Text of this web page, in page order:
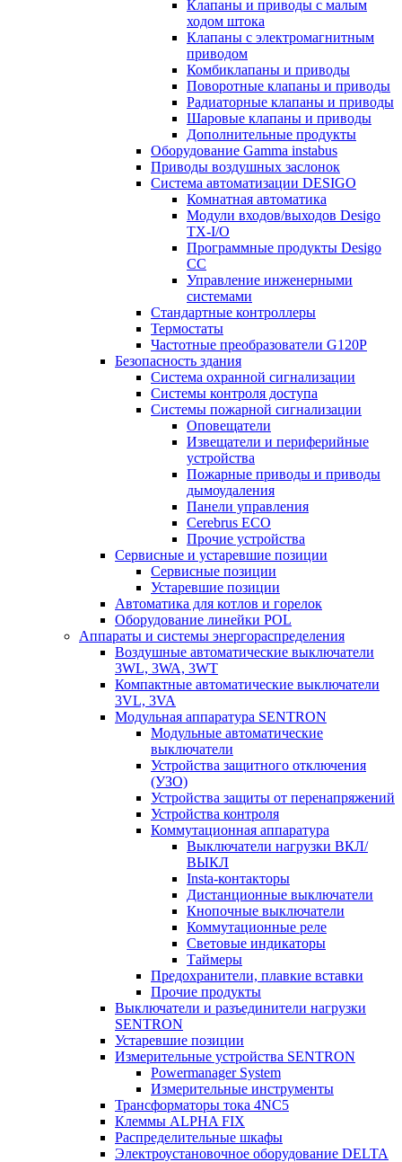
Клапаны и приводы с малым
ходом штока
Клапаны с электромагнитным
приводом
Комбиклапаны и приводы
Поворотные клапаны и приводы
Радиаторные клапаны и приводы
Шаровые клапаны и приводы
Дополнительные продукты
Оборудование Gamma instabus
Приводы воздушных заслонок
Система автоматизации DESIGO
Комнатная автоматика
Модули входов/выходов Desigo
TX-I/O
Программные продукты Desigo
CC
Управление инженерными
системами
Стандартные контроллеры
Термостаты
Частотные преобразователи G120P
Безопасность здания
Система охранной сигнализации
Системы контроля доступа
Системы пожарной сигнализации
Оповещатели
Извещатели и периферийные
устройства
Пожарные приводы и приводы
дымоудаления
Панели управления
Cerebrus ECO
Прочие устройства
Сервисные и устаревшие позиции
Сервисные позиции
Устаревшие позиции
Автоматика для котлов и горелок
Оборудование линейки POL
Аппараты и системы энергораспределения
Воздушные автоматические выключатели
3WL, 3WA, 3WT
Компактные автоматические выключатели
3VL, 3VA
Модульная аппаратура SENTRON
Модульные автоматические
выключатели
Устройства защитного отключения
(УЗО)
Устройства защиты от перенапряжений
Устройства контроля
Коммутационная аппаратура
Выключатели нагрузки ВКЛ/
ВЫКЛ
Insta-контакторы
Дистанционные выключатели
Кнопочные выключатели
Коммутационные реле
Световые индикаторы
Таймеры
Предохранители, плавкие вставки
Прочие продукты
Выключатели и разъединители нагрузки
SENTRON
Устаревшие позиции
Измерительные устройства SENTRON
Powermanager System
Измерительные инструменты
Трансформаторы тока 4NC5
Клеммы ALPHA FIX
Распределительные шкафы
Электроустановочное оборудование DELTA